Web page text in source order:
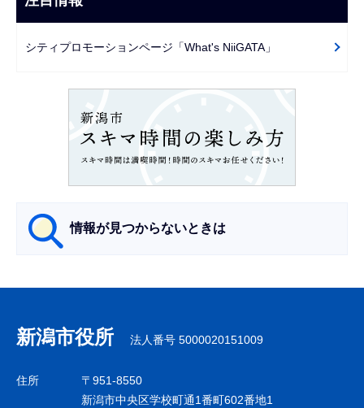
ま
で
ーシティプロモーションページ「What's NiiGATA」
情報が見つからないときは
ナ
ビ
ゲ
新潟市役所 法人番号 5000020151009
住所
〒951-8550
新潟市中央区学校町通1番町602番地1